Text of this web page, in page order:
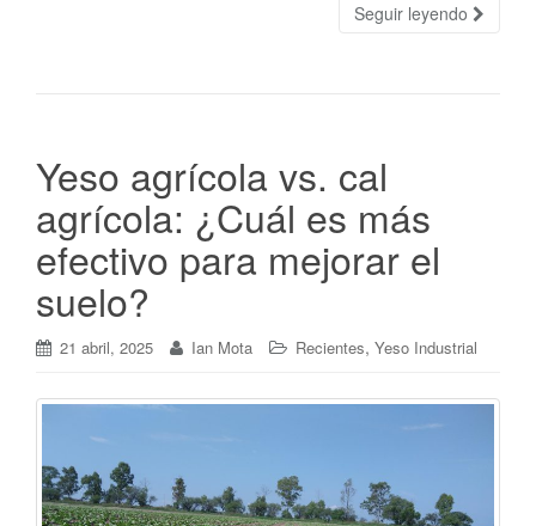
Seguir leyendo
Yeso agrícola vs. cal
agrícola: ¿Cuál es más
efectivo para mejorar el
suelo?
21 abril, 2025 Ian Mota Recientes, Yeso Industrial